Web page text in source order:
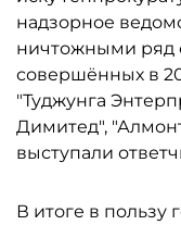
надзорное
ничтожными ряд
совершённых в
"Туджунга
Димитед",
выступали
В итоге в пользу